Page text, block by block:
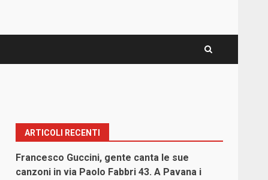
ARTICOLI RECENTI
Francesco Guccini, gente canta le sue
canzoni in via Paolo Fabbri 43. A Pavana i